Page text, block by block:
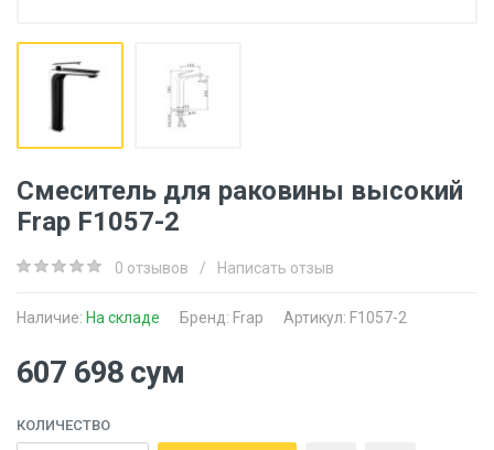
Смеситель для раковины высокий
Frap F1057-2
0 отзывов / Написать отзыв
Наличие: На складе Бренд: Frap Артикул: F1057-2
607 698 сум
КОЛИЧЕСТВО